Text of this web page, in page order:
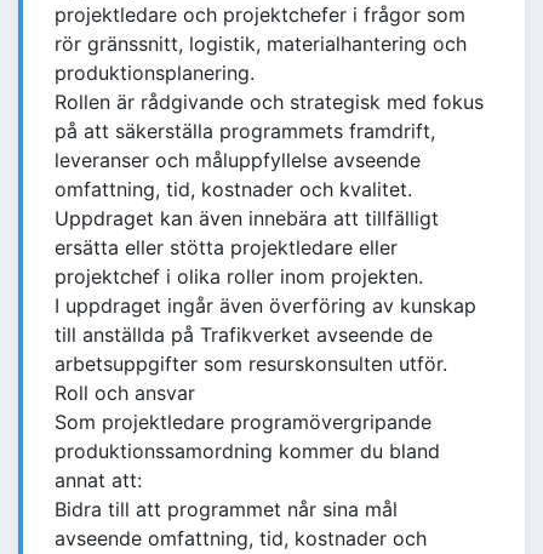
projektledare och projektchefer i frågor som
rör gränssnitt, logistik, materialhantering och
produktionsplanering.
Rollen är rådgivande och strategisk med fokus
på att säkerställa programmets framdrift,
leveranser och måluppfyllelse avseende
omfattning, tid, kostnader och kvalitet.
Uppdraget kan även innebära att tillfälligt
ersätta eller stötta projektledare eller
projektchef i olika roller inom projekten.
I uppdraget ingår även överföring av kunskap
till anställda på Trafikverket avseende de
arbetsuppgifter som resurskonsulten utför.
Roll och ansvar
Som projektledare programövergripande
produktionssamordning kommer du bland
annat att:
Bidra till att programmet når sina mål
avseende omfattning, tid, kostnader och